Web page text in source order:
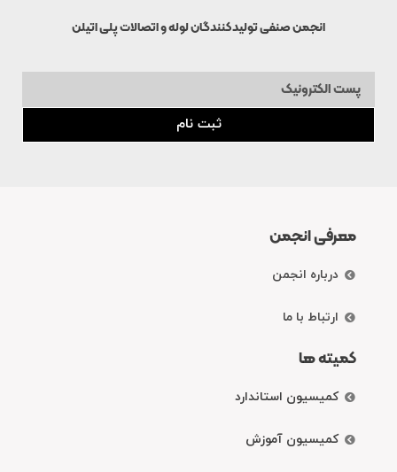
انجمن صنفی تولیدکنندگان لوله و اتصالات پلی اتیلن
ثبت نام
معرفی انجمن
درباره انجمن
ارتباط با ما
کمیته ها
کمیسیون استاندارد
کمیسیون آموزش